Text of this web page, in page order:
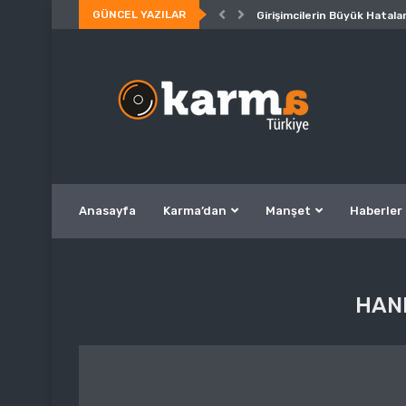
GÜNCEL YAZILAR Girişimcilerin Büyük
Anasayfa Karma’dan Manşet Haberler